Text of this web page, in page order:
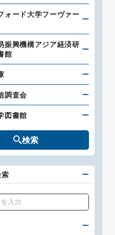
ド大学フーヴァー研究所
ォード大学フーヴァー
機構アジア経済研究所図書館
振興機構アジア経済研
館
査会
調査会
書館
図書館
検索